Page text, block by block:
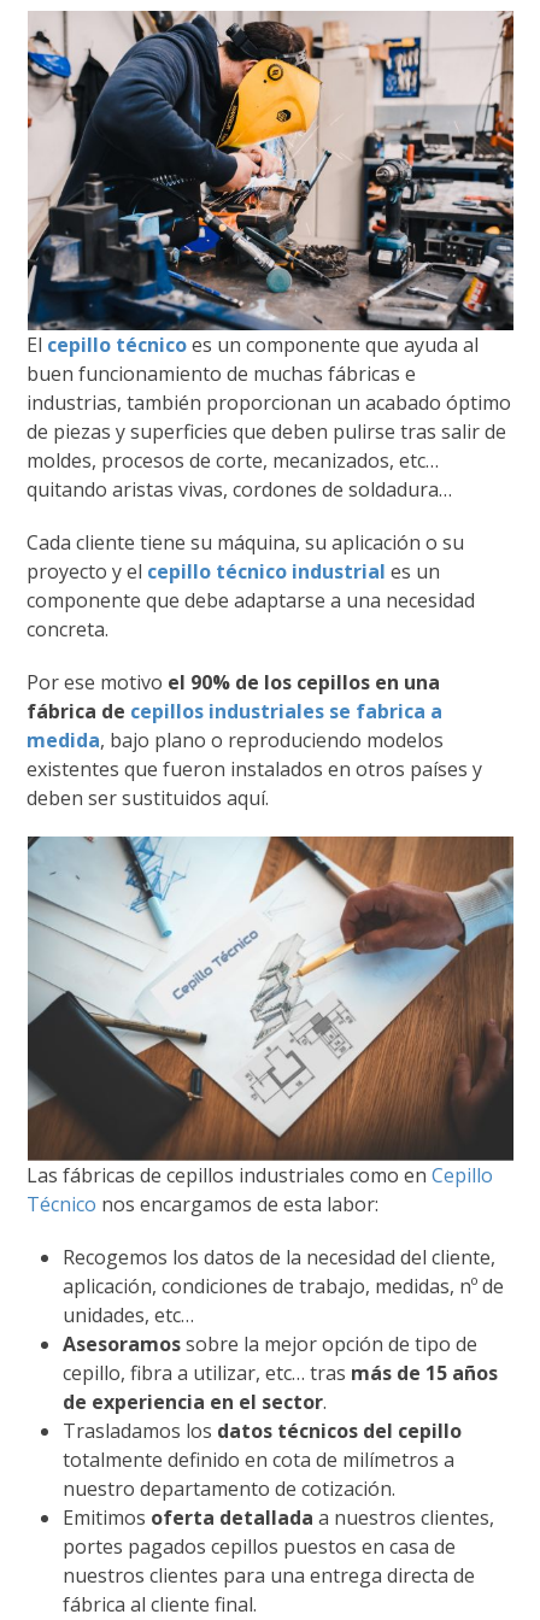
El cepillo técnicoes un componente que ayuda al
buen funcionamiento de muchas fábricas e
industrias, también proporcionan un acabado óptimo
de piezas y superficies que deben pulirse tras salir de
moldes, procesos de corte, mecanizados, etc…
quitando aristas vivas, cordones de soldadura…
Cada cliente tiene su máquina, su aplicación o su
proyecto y el cepillo técnico industrial es un
componente que debe adaptarse a una necesidad
concreta.
Por ese motivo el 90% de los cepillos en una
fábrica de cepillos industriales se fabrica a
medida, bajo plano o reproduciendo modelos
existentes que fueron instalados en otros países y
deben ser sustituidos aquí.
Las fábricas de cepillos industriales como enCepillo
Técnico nos encargamos de esta labor:
Recogemos los datos de la necesidad del cliente,
aplicación, condiciones de trabajo, medidas, nº de
unidades, etc…
Asesoramossobre la mejor opción de tipo de
cepillo, fibra a utilizar, etc… tras más de 15 años
de experiencia en el sector.
Trasladamos los datos técnicos del cepillo
totalmente definido en cota de milímetros a
nuestro departamento de cotización.
Emitimos oferta detallada a nuestros clientes,
portes pagados cepillos puestos en casa de
nuestros clientes para una entrega directa de
fábrica al cliente final.